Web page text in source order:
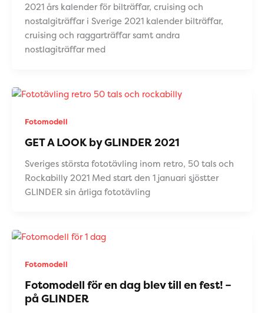
2021 års kalender för bilträffar, cruising och
nostalgiträffar i Sverige 2021 kalender bilträffar,
cruising och raggarträffar samt andra
nostlagiträffar med
Fotomodell
GET A LOOK by GLINDER 2021
Sveriges största fototävling inom retro, 50 tals och
Rockabilly 2021 Med start den 1 januari sjöstter
GLINDER sin årliga fototävling
Fotomodell
Fotomodell för en dag blev till en fest! –
på GLINDER